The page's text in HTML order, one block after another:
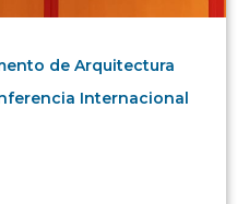
de Arquitectura
Internacional